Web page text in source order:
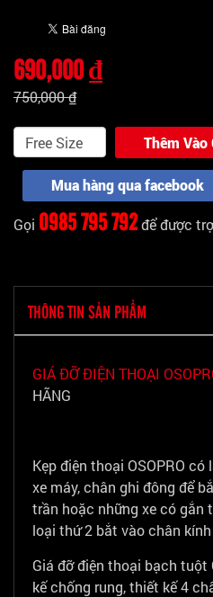
690,000 ₫
750,000 ₫
Thêm Vào
Mua hàng qua facebook
Gọi 0985 795 792để được
THÔNG TIN SẢN PHẨM
GIÁ ĐỠ ĐIỆN THOẠI
HÃNG
Kẹp điện thoại OSOPRO
xe máy, chân ghi đông để
trần hoặc những xe có gắn
loại thứ 2 bắt vào chân
Giá đỡ điện thoại bạch
kế chống rung, thiết kế 4